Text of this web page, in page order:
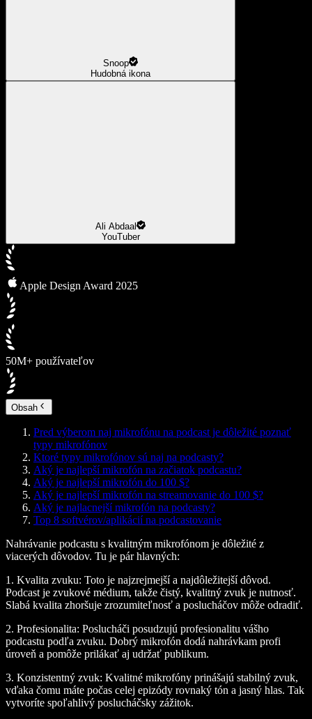
Snoop
Hudobná ikona
Ali Abdaal
YouTuber
Apple Design Award 2025
50M+ používateľov
Obsah
Pred výberom naj mikrofónu na podcast je dôležité poznať
typy mikrofónov
Ktoré typy mikrofónov sú naj na podcasty?
Aký je najlepší mikrofón na začiatok podcastu?
Aký je najlepší mikrofón do 100 $?
Aký je najlepší mikrofón na streamovanie do 100 $?
Aký je najlacnejší mikrofón na podcasty?
Top 8 softvérov/aplikácií na podcastovanie
Nahrávanie podcastu s kvalitným mikrofónom je dôležité z
viacerých dôvodov. Tu je pár hlavných:
1. Kvalita zvuku: Toto je najzrejmejší a najdôležitejší dôvod.
Podcast je zvukové médium, takže čistý, kvalitný zvuk je nutnosť.
Slabá kvalita zhoršuje zrozumiteľnosť a poslucháčov môže odradiť.
2. Profesionalita: Poslucháči posudzujú profesionalitu vášho
podcastu podľa zvuku. Dobrý mikrofón dodá nahrávkam profi
úroveň a pomôže prilákať aj udržať publikum.
3. Konzistentný zvuk: Kvalitné mikrofóny prinášajú stabilný zvuk,
vďaka čomu máte počas celej epizódy rovnaký tón a jasný hlas. Tak
vytvoríte spoľahlivý poslucháčsky zážitok.